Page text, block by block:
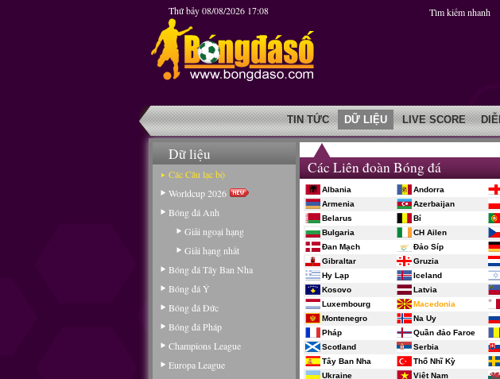
Thứ bảy 08/08/2026 17:08 Tìm kiếm nhanh
TIN TỨC DỮ LIỆU LIVE SCORE
Dữ liệu
Các Câu lạc bộ
Worldcup 2026
Bóng đá Anh
Giải ngoại hạng
Giải hạng nhất
Bóng đá Tây Ban Nha
Bóng đá Ý
Bóng đá Đức
Bóng đá Pháp
Champions League
Europa League
Các Liên đoàn Bóng đá
Albania Andorra
Armenia
Azerbaijan
Belarus
Bỉ
Bulgaria
CH Ailen
Đan Mạch
Đảo Síp
Gibraltar
Gruzia
Hy Lạp
Iceland
Kosovo
Latvia
Luxembourg
Macedonia
Montenegro
Na Uy
Pháp
Quần đảo Faroe
Scotland
Serbia
Tây Ban Nha
Thổ Nhĩ Kỳ
Ukraine
Việt Nam